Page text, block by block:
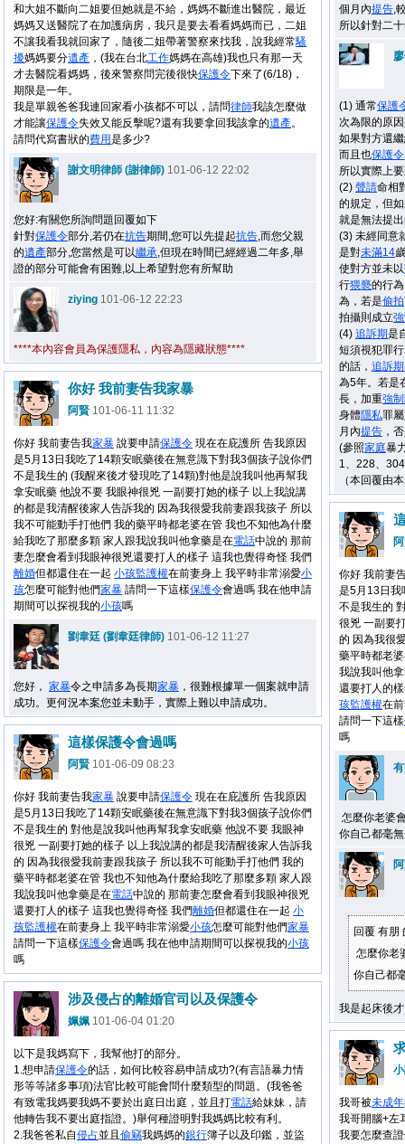
個月內提告,
所以針對二
(1) 通常保護
次為限的原
如果對方還
而且也保護令
所以實際上
(2) 聲請命相
的規定，但
就是無法提
(3) 未經同意
是對未滿14
使對方並未以
行猥褻的行
為，若是偷拍
拍攝則成立
(4) 追訴期是
短須視犯罪
的話， 追訴期
為5年。若是
長，加重強制
身體隱私罪
月內提告 ，
(參照家庭暴
1、228、
（本回覆由
和大姐不斷向二姐要但她就是不給，媽媽不斷進出醫院，最近
媽媽又送醫院了在加護病房，我只是要去看看媽媽而已，二姐
不讓我看我就回家了，隨後二姐帶著警察來找我，說我經常騷
擾媽媽要分遺產 ，(我在台北工作媽媽在高雄)我也只有那一天
才去醫院看媽媽，後來警察問完後很快保護令下來了(6/18)，
期限是一年。
我是單親爸爸我連回家看小孩都不可以，請問律師我該怎麼做
才能讓保護令失效又能反擊呢?還有我要拿回我該拿的遺產。
請問代寫書狀的費用是多少?
謝文明律師 (謝律師) 101-06-12 22:02
您好:有關您所詢問題回覆如下
針對保護令部分,若仍在抗告期間,您可以先提起抗告,而您父親
的遺產部分,您當然是可以繼承,但現在時間已經經過二年多,舉
證的部分可能會有困難,以上希望對您有所幫助
ziying 101-06-12 22:23
****本內容會員為保護隱私，內容為隱藏狀態****
你好 我前妻告我家暴
阿賢 101-06-11 11:32
你好 我前妻告我家暴 說要申請保護令 現在在庇護所 告我原因
是5月13日我吃了14顆安眠藥後在無意識下對我3個孩子說你們
不是我生的 (我醒來後才發現吃了14顆)對他是說我叫他再幫我
拿安眠藥 他說不要 我眼神很兇 一副要打她的樣子 以上我說講
的都是我清醒後家人告訴我的 因為我很愛我前妻跟我孩子 所以
我不可能動手打他們 我的藥平時都老婆在管 我也不知他為什麼
給我吃了那麼多顆 家人跟我說我叫他拿藥是在電話中說的 那前
妻怎麼會看到我眼神很兇還要打人的樣子 這我也覺得奇怪 我們
離婚但都還住在一起 小孩監護權在前妻身上 我平時非常溺愛小
孩怎麼可能對他們家暴 請問一下這樣保護令會過嗎 我在他申請
期間可以探視我的小孩嗎
劉韋廷 (劉韋廷律師) 101-06-12 11:27
您好， 家暴令之申請多為長期家暴 ，很難根據單一個案就申請
成功。更何況本案您並未動手，實際上難以申請成功。
你好 我前妻
是5月13日我
不是我生的
很兇 一副要
的 因為我很
藥平時都老
我說我叫他
還要打人的
孩監護權在
請問一下這樣
嗎
怎麼你老婆
你自己都毫
回覆 有朋
怎麼你老
你自己都
我是起床後
這樣保護令會過嗎
阿賢 101-06-09 08:23
你好 我前妻告我家暴 說要申請保護令 現在在庇護所 告我原因
是5月13日我吃了14顆安眠藥後在無意識下對我3個孩子說你們
不是我生的 對他是說我叫他再幫我拿安眠藥 他說不要 我眼神
很兇 一副要打她的樣子 以上我說講的都是我清醒後家人告訴我
的 因為我很愛我前妻跟我孩子 所以我不可能動手打他們 我的
藥平時都老婆在管 我也不知他為什麼給我吃了那麼多顆 家人跟
我說我叫他拿藥是在電話中說的 那前妻怎麼會看到我眼神很兇
還要打人的樣子 這我也覺得奇怪 我們離婚但都還住在一起 小
孩監護權在前妻身上 我平時非常溺愛小孩怎麼可能對他們家暴
請問一下這樣保護令會過嗎 我在他申請期間可以探視我的小孩
嗎
涉及侵占的離婚官司以及保護令
姵姵 101-06-04 01:20
以下是我媽寫下，我幫他打的部分。
1.想申請保護令的話，如何比較容易申請成功?(有言語暴力情
形等等諸多事項)法官比較可能會問什麼類型的問題。(我爸爸
有致電我媽要我媽不要於出庭日出庭，並且打電話給妹妹，請
他轉告我不要出庭指證。)舉何種證明對我媽媽比較有利。
2.我爸爸私自侵占並且 偷竊我媽媽的銀行簿子以及印鑑，並盜
我哥被未成年
我哥開腦+左
我要怎麼查